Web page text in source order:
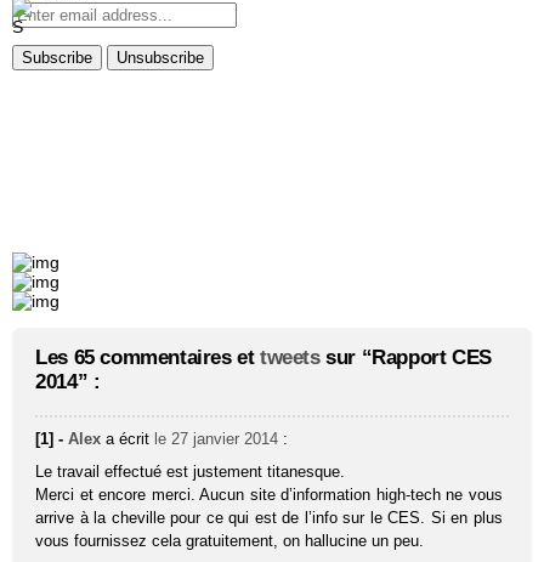
Les 65 commentaires et tweetssur “Rapport CES
2014” :
[1] -Alex a écrit le 27 janvier 2014 :
Le travail effectué est justement titanesque.
Merci et encore merci. Aucun site d’information high-tech ne vous
arrive à la cheville pour ce qui est de l’info sur le CES. Si en plus
vous fournissez cela gratuitement, on hallucine un peu.